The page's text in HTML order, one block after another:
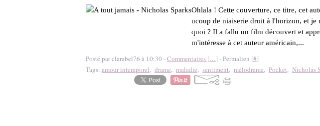
Ohlala ! Cette couverture, ce titre, cet
ucoup de niaiserie droit à l'horizon, et je
quoi ? Il a fallu un film découvert et
m'intéresse à cet auteur américain,...
Posté par clarabel76 à 10:30 -Commentaires […] - Permalien [#]
Tags: amour intemporel, drame, maladie, sentiment, mélodrame, Pocket, Nicholas